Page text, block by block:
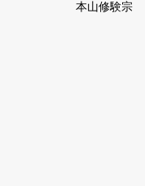
本山修験宗